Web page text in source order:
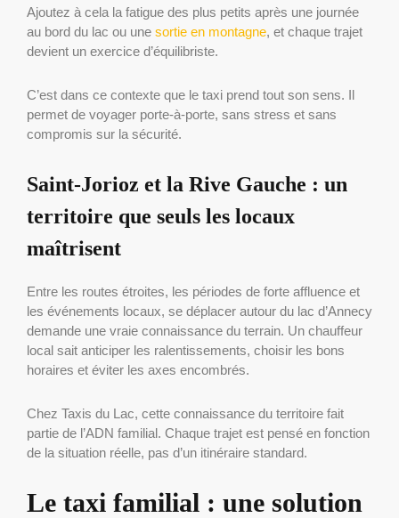
Ajoutez à cela la fatigue des plus petits après une journée
au bord du lac ou une sortie en montagne, et chaque trajet
devient un exercice d’équilibriste.
C’est dans ce contexte que le taxi prend tout son sens. Il
permet de voyager porte-à-porte, sans stress et sans
compromis sur la sécurité.
Saint-Jorioz et la Rive Gauche : un
territoire que seuls les locaux
maîtrisent
Entre les routes étroites, les périodes de forte affluence et
les événements locaux, se déplacer autour du lac d’Annecy
demande une vraie connaissance du terrain. Un chauffeur
local sait anticiper les ralentissements, choisir les bons
horaires et éviter les axes encombrés.
Chez Taxis du Lac, cette connaissance du territoire fait
partie de l’ADN familial. Chaque trajet est pensé en fonction
de la situation réelle, pas d’un itinéraire standard.
Le taxi familial : une solution